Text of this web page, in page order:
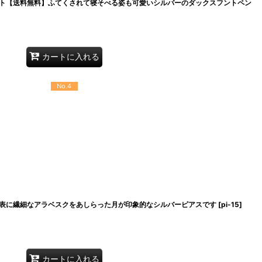
【送料無料】ふてくされて寝そべる姿も可愛いシルバーのダックスフントペン
カートに入れる
No.4
に繊細なアラベスクをあしらった月が印象的なシルバーピアスです [pi-15]
カートに入れる